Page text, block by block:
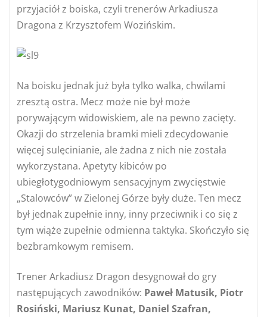
przyjaciół z boiska, czyli trenerów Arkadiusza
Dragona z Krzysztofem Wozińskim.
Na boisku jednak już była tylko walka, chwilami
zresztą ostra. Mecz może nie był może
porywającym widowiskiem, ale na pewno zacięty.
Okazji do strzelenia bramki mieli zdecydowanie
więcej sulęcinianie, ale żadna z nich nie została
wykorzystana. Apetyty kibiców po
ubiegłotygodniowym sensacyjnym zwycięstwie
„Stalowców” w Zielonej Górze były duże. Ten mecz
był jednak zupełnie inny, inny przeciwnik i co się z
tym wiąże zupełnie odmienna taktyka. Skończyło się
bezbramkowym remisem.
Trener Arkadiusz Dragon desygnował do gry
następujących zawodników: Paweł Matusik, Piotr
Rosiński, Mariusz Kunat, Daniel Szafran,